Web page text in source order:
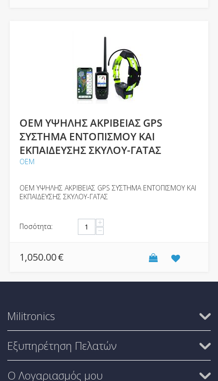
OEM ΥΨΗΛΗΣ ΑΚΡΙΒΕΙΑΣ GPS
ΣΥΣΤΗΜΑ ΕΝΤΟΠΙΣΜΟΥ ΚΑΙ
ΕΚΠΑΙΔΕΥΣΗΣ ΣΚΥΛΟΥ-ΓΑΤΑΣ
ΟΕΜ
OEM ΥΨΗΛΗΣ ΑΚΡΙΒΕΙΑΣ GPS ΣΥΣΤΗΜΑ ΕΝΤΟΠΙΣΜΟΥ ΚΑΙ
ΕΚΠΑΙΔΕΥΣΗΣ ΣΚΥΛΟΥ-ΓΑΤΑΣ
Ποσότητα: +
−
1,050.00€
Militronics
Εξυπηρέτηση Πελατών
Ο Λογαριασμός μου